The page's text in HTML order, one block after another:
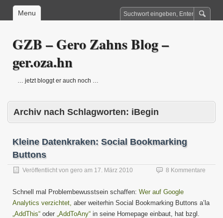
Menu
GZB – Gero Zahns Blog –
ger.oza.hn
… jetzt bloggt er auch noch …
Archiv nach Schlagworten: iBegin
Kleine Datenkraken: Social Bookmarking
Buttons
Veröffentlicht von gero am 17. März 2010 8 Kommentare
Schnell mal Problembewusstsein schaffen: Wer auf Google
Analytics verzichtet, aber weiterhin Social Bookmarking Buttons a’la
„AddThis“ oder „AddToAny“ in seine Homepage einbaut, hat bzgl.